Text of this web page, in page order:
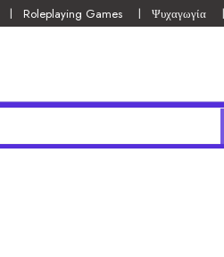
Roleplaying Games Ψυχαγωγία